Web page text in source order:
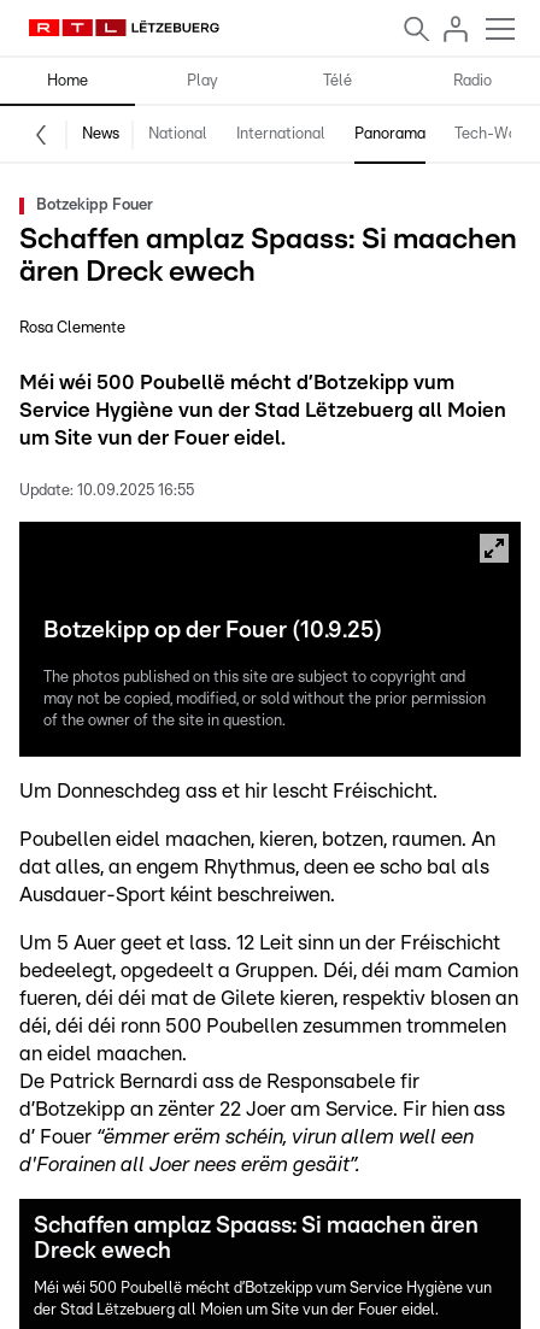
Home Play Télé Radio
News National International Panorama Tech-World
Botzekipp Fouer
Schaffen amplaz Spaass: Si maachen
ären Dreck ewech
Rosa Clemente
Méi wéi 500 Poubellë mécht d’Botzekipp vum
Service Hygiène vun der Stad Lëtzebuerg all Moien
um Site vun der Fouer eidel.
Update: 10.09.2025 16:55
Botzekipp op der Fouer (10.9.25)
The photos published on this site are subject to copyright and
may not be copied, modified, or sold without the prior permission
of the owner of the site in question.
Um Donneschdeg ass et hir lescht Fréischicht.
Poubellen eidel maachen, kieren, botzen, raumen. An
dat alles, an engem Rhythmus, deen ee scho bal als
Ausdauer-Sport kéint beschreiwen.
Um 5 Auer geet et lass. 12 Leit sinn un der Fréischicht
bedeelegt, opgedeelt a Gruppen. Déi, déi mam Camion
fueren, déi déi mat de Gilete kieren, respektiv blosen an
déi, déi déi ronn 500 Poubellen zesummen trommelen
an eidel maachen.
De Patrick Bernardi ass de Responsabele fir
d’Botzekipp an zënter 22 Joer am Service. Fir hien ass
d’ Fouer “ëmmer erëm schéin, virun allem well een
d'Forainen all Joer nees erëm gesäit”.
Schaffen amplaz Spaass: Si maachen ären
Dreck ewech
Méi wéi 500 Poubellë mécht d’Botzekipp vum Service Hygiène vun
der Stad Lëtzebuerg all Moien um Site vun der Fouer eidel.